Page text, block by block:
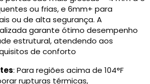
ou frias, e 6mm+ para
ou de alta segurança. A
garante ótimo desempenho
estrutural, atendendo aos
de conforto
: Para regiões acima de 104°F
rupturas térmicas,